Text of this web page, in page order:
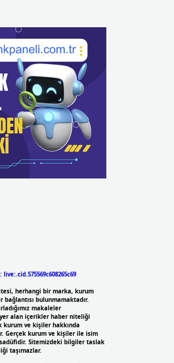
live:.cid.575569c608265c69
herhangi bir marka, kurum
bulunmamaktadır.
makaleler
yer alan içerikler haber niteliği
kurum ve kişiler hakkında
Gerçek kurum ve kişiler ile isim
Sitemizdeki bilgiler taslak
taşımazlar.